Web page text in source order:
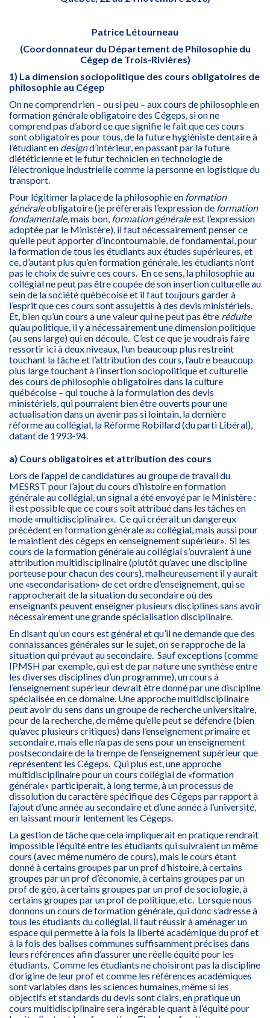
Patrice Létourneau
(Coordonnateur du Département de Philosophie du
Cégep de Trois-Rivières)
1) La dimension sociopolitique des cours obligatoires de
philosophie au Cégep
On ne comprend rien – ou si peu – aux cours de philosophie en
formation générale obligatoire des Cégeps, si on ne
comprend pas d’abord ce que signifie le fait que ces cours
sont obligatoires pour tous, de la future hygiéniste dentaire à
l’étudiant en designd’intérieur, en passant par la future
diététicienne et le futur technicien en technologie de
l’électronique industrielle comme la personne en logistique du
transport.
Pour légitimer la place de la philosophie en formation
généraleobligatoire (je préfèrerais l’expression de formation
fondamentale, mais bon, formation généraleest l’expression
adoptée par le Ministère), il faut nécessairement penser ce
qu’elle peut apporter d’incontournable, de fondamental, pour
la formation de tous les étudiants aux études supérieures, et
ce, d’autant plus qu’en formation générale, les étudiants n’ont
pas le choix de suivre ces cours. En ce sens, la philosophie au
collégial ne peut pas être coupée de son insertion culturelle au
sein de la société québécoise et il faut toujours garder à
l’esprit que ces cours sont assujettis à des devis ministériels.
Et, bien qu’un cours a une valeur qui ne peut pas être réduite
qu’au politique, il y a nécessairement une dimension politique
(au sens large) qui en découle. C’est ce que je voudrais faire
ressortir ici à deux niveaux, l’un beaucoup plus restreint
touchant la tâche et l’attribution des cours, l’autre beaucoup
plus large touchant à l’insertion sociopolitique et culturelle
des cours de philosophie obligatoires dans la culture
québécoise – qui touche à la formulation des devis
ministériels, qui pourraient bien être ouverts pour une
actualisation dans un avenir pas si lointain, la dernière
réforme au collégial, la Réforme Robillard (du parti Libéral),
datant de 1993-94.
a) Cours obligatoires et attribution des cours
Lors de l’appel de candidatures au groupe de travail du
MESRST pour l’ajout du cours d’histoire en formation
générale au collégial, un signal a été envoyé par le Ministère :
il est possible que ce cours soit attribué dans les tâches en
mode «multidisciplinaire». Ce qui créerait un dangereux
précédent en formation générale au collégial, mais aussi pour
le maintient des cégeps en «enseignement supérieur». Si les
cours de la formation générale au collégial s’ouvraient à une
attribution multidisciplinaire (plutôt qu’avec une discipline
porteuse pour chacun des cours), malheureusement il y aurait
une «secondarisation» de cet ordre d’enseignement, qui se
rapprocherait de la situation du secondaire où des
enseignants peuvent enseigner plusieurs disciplines sans avoir
nécessairement une grande spécialisation disciplinaire.
En disant qu’un cours est général et qu’il ne demande que des
connaissances générales sur le sujet, on se rapproche de la
situation qui prévaut au secondaire. Sauf exceptions (comme
IPMSH par exemple, qui est de par nature une synthèse entre
les diverses disciplines d’un programme), un cours à
l’enseignement supérieur devrait être donné par une discipline
spécialisée en ce domaine. Une approche multidisciplinaire
peut avoir du sens dans un groupe de recherche universitaire,
pour de la recherche, de même qu’elle peut se défendre (bien
qu’avec plusieurs critiques) dans l’enseignement primaire et
secondaire, mais elle n’a pas de sens pour un enseignement
postsecondaire de la trempe de l’enseignement supérieur que
représentent les Cégeps. Qui plus est, une approche
multidisciplinaire pour un cours collégial de «formation
générale» participerait, à long terme, à un processus de
dissolution du caractère spécifique des Cégeps par rapport à
l’ajout d’une année au secondaire et d’une année à l’université,
en laissant mourir lentement les Cégeps.
La gestion de tâche que cela impliquerait en pratique rendrait
impossible l’équité entre les étudiants qui suivraient un même
cours (avec même numéro de cours), mais le cours étant
donné à certains groupes par un prof d’histoire, à certains
groupes par un prof d’économie, à certains groupes par un
prof de géo, à certains groupes par un prof de sociologie, à
certains groupes par un prof de politique, etc. Lorsque nous
donnons un cours de formation générale, qui donc s’adresse à
tous les étudiants du collégial, il faut réussir à aménager un
espace qui permette à la fois la liberté académique du prof et
à la fois des balises communes suffisamment précises dans
leurs références afin d’assurer une réelle équité pour les
étudiants. Comme les étudiants ne choisiront pas la discipline
d’origine de leur prof et comme les références académiques
sont variables dans les sciences humaines, même si les
objectifs et standards du devis sont clairs, en pratique un
cours multidisciplinaire sera ingérable quant à l’équité pour